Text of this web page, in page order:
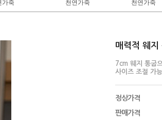
가죽
천연가죽
천연가죽
매력적 웨
7cm 웨지 통굽
사이즈 조절 가
정상가격
판매가격